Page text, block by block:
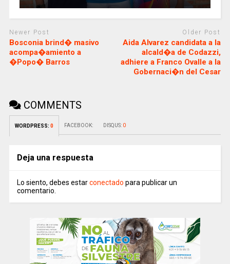
Newer Post
Bosconia brind� masivo
acompa�amiento a
�Popo� Barros
Older Post
Aida Alvarez candidata a la
alcald�a de Codazzi,
adhiere a Franco Ovalle a la
Gobernaci�n del Cesar
COMMENTS
WORDPRESS: 0 FACEBOOK: DISQUS: 0
Deja una respuesta
Lo siento, debes estarconectado para publicar un
comentario.